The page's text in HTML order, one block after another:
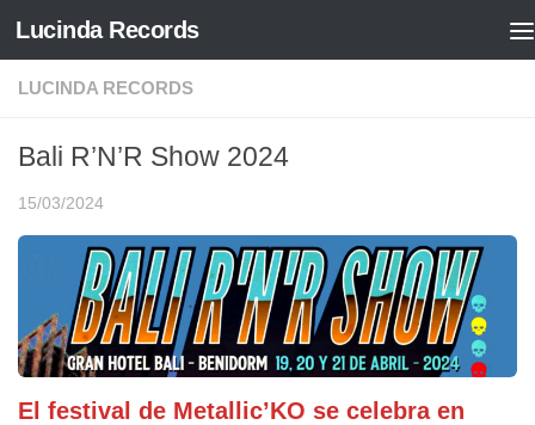
Saltar al contenido
Lucinda Records
LUCINDA RECORDS
Bali R’N’R Show 2024
15/03/2024
El festival de Metallic’KO se celebra en